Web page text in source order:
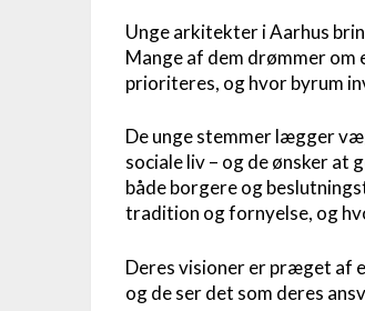
Unge arkitekter i Aarhus
Mange af dem drømmer om
prioriteres, og hvor byrum
De unge stemmer lægger
sociale liv – og de ønsker at
både borgere og
tradition og fornyelse, og
Deres visioner er præget af
og de ser det som deres